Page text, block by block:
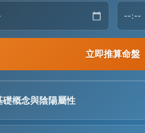
立即推算命盤
礎概念與陰陽屬性
「干支」，係中國古代用嚟紀日